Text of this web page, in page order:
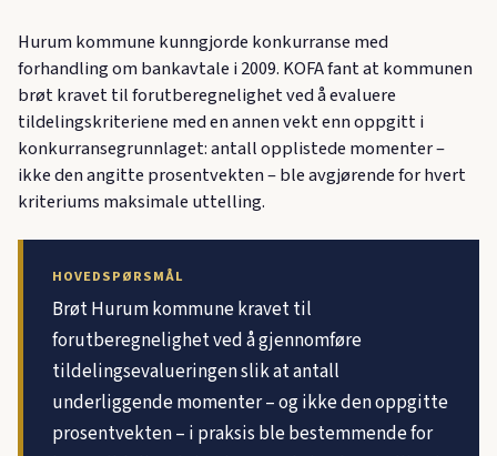
Hurum kommune kunngjorde konkurranse med
forhandling om bankavtale i 2009. KOFA fant at kommunen
brøt kravet til forutberegnelighet ved å evaluere
tildelingskriteriene med en annen vekt enn oppgitt i
konkurransegrunnlaget: antall opplistede momenter –
ikke den angitte prosentvekten – ble avgjørende for hvert
kriteriums maksimale uttelling.
HOVEDSPØRSMÅL
Brøt Hurum kommune kravet til
forutberegnelighet ved å gjennomføre
tildelingsevalueringen slik at antall
underliggende momenter – og ikke den oppgitte
prosentvekten – i praksis ble bestemmende for